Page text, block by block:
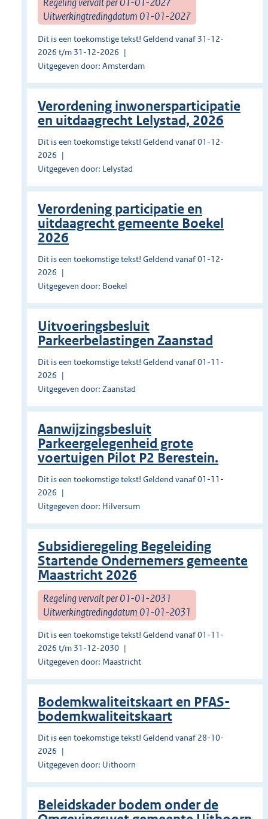
Uitwerkingtredingdatum 01-01-2027
Dit is een toekomstige tekst! Geldend vanaf 31-12-
2026 t/m 31-12-2026
Uitgegeven door: Amsterdam
Verordening inwonersparticipatie
en uitdaagrecht Lelystad, 2026
Dit is een toekomstige tekst! Geldend vanaf 01-12-
2026
Uitgegeven door: Lelystad
Verordening participatie en
uitdaagrecht gemeente Boekel
2026
Dit is een toekomstige tekst! Geldend vanaf 01-12-
2026
Uitgegeven door: Boekel
Uitvoeringsbesluit
Parkeerbelastingen Zaanstad
Dit is een toekomstige tekst! Geldend vanaf 01-11-
2026
Uitgegeven door: Zaanstad
Aanwijzingsbesluit
Parkeergelegenheid grote
voertuigen Pilot P2 Berestein.
Dit is een toekomstige tekst! Geldend vanaf 01-11-
2026
Uitgegeven door: Hilversum
Subsidieregeling Begeleiding
Startende Ondernemers gemeente
Maastricht 2026
Regeling vervalt per 01-01-2031
Uitwerkingtredingdatum 01-01-2031
Dit is een toekomstige tekst! Geldend vanaf 01-11-
2026 t/m 31-12-2030
Uitgegeven door: Maastricht
Bodemkwaliteitskaart en PFAS-
bodemkwaliteitskaart
Dit is een toekomstige tekst! Geldend vanaf 28-10-
2026
Uitgegeven door: Uithoorn
Beleidskader bodem onder de